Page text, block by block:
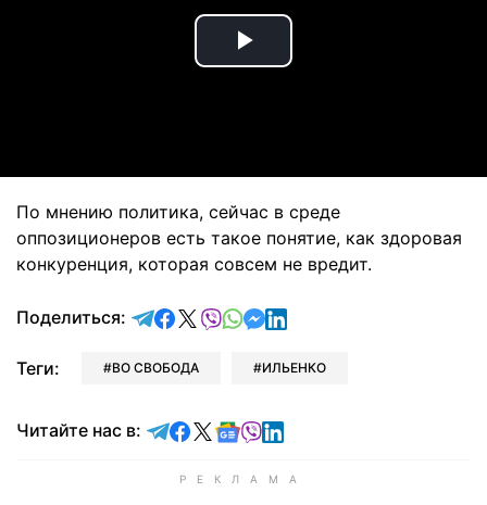
Play
По мнению политика, сейчас в среде
оппозиционеров есть такое понятие, как здоровая
конкуренция, которая совсем не вредит.
Поделиться: отправить в Telegram
поделиться в Facebook
поделиться в X
отправить в Viber
отправить в Whatsapp
отправить в Messenger
отправить в LinkedIn
Теги: ВО СВОБОДА ИЛЬЕНКО
Читайте нас в: Читайте в Telegram
Читайте в Facebook
Читайте в X
Читайте в Google news
Читайте в Viber
Читайте в LinkedIn